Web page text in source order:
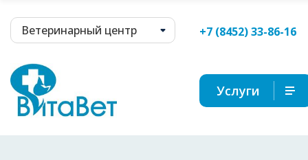
Ветеринарный центр +7 (8452) 33-86-16
Услуги